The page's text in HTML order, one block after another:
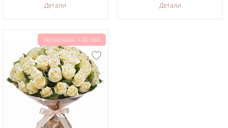
Детали Детали
Экономия: 140 лей